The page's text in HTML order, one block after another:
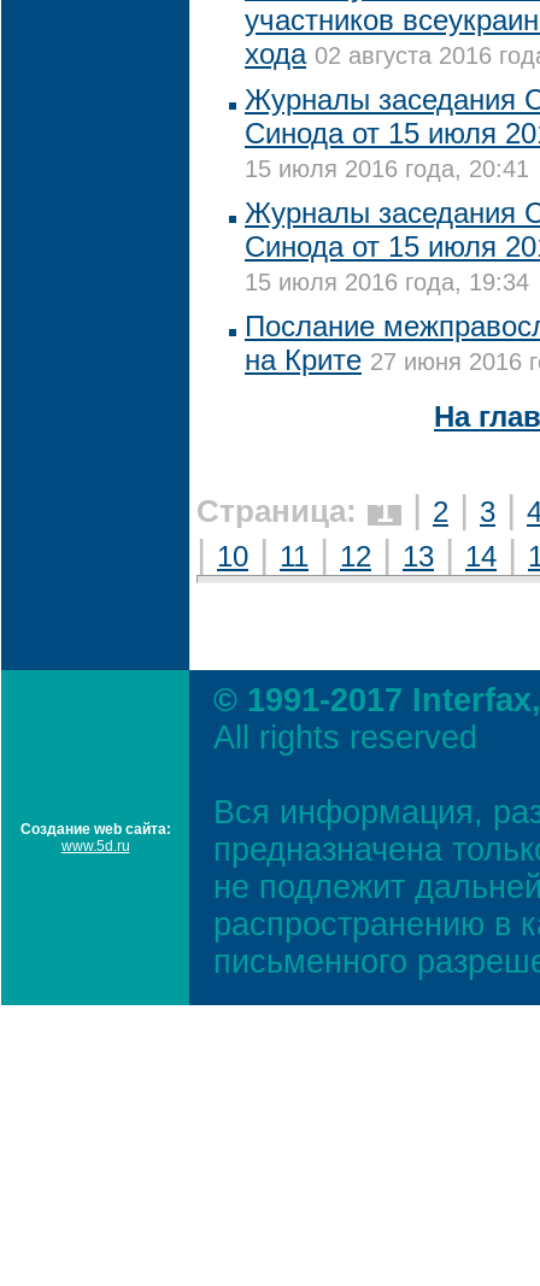
участников
хода 02 августа 2016
Журналы заседания
Синода от 15 июля
15 июля 2016 года, 20:41
Журналы заседания
Синода от 15 июля
15 июля 2016 года, 19:34
Послание
на Крите 27 июня 2016
На
Страница: 1 | 2 | 3 |
| 10 | 11 | 12 | 13 | 14 |
Создание web сайта:
www.5d.ru
© 1991-2017
All rights reserved
Вся информация,
предназначена
не подлежит
распространению в
письменного